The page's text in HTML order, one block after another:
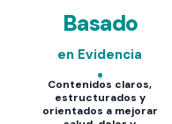
Basado
en Evidencia
Contenidos claros,
estructurados y
orientados a mejorar